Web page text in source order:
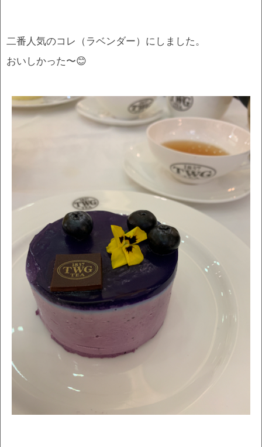
二番人気のコレ（ラベンダー）にしました。
おいしかった〜😊